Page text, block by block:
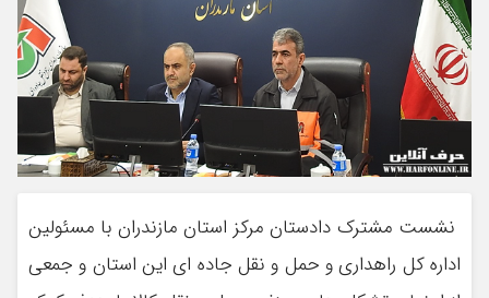
نشست مشترک دادستان مرکز استان مازندران با مسئولین
اداره کل راهداری و حمل و نقل جاده ای این استان و جمعی